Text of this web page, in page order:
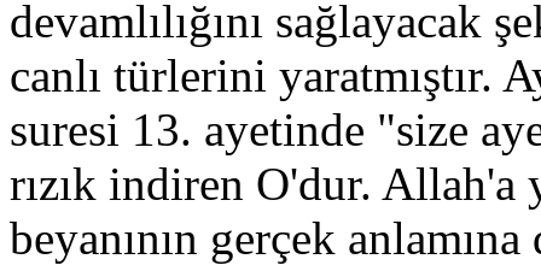
devamlılığını sağlayacak
canlı türlerini yaratmıştır.
suresi 13. ayetinde "size
rızık indiren O'dur. Allah'a
beyanının gerçek